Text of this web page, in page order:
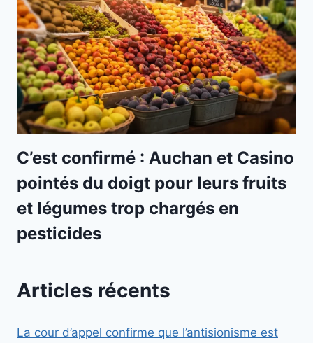
C’est confirmé : Auchan et Casino
pointés du doigt pour leurs fruits
et légumes trop chargés en
pesticides
Articles récents
La cour d’appel confirme que l’antisionisme est